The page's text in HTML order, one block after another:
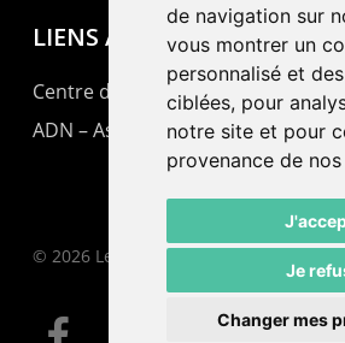
de navigation sur
vous montrer un
personnalisé et
ciblées, pour
notre site et pour
provenance de
Je
Changer mes
LIENS AMIS
Centre de culture ABC
ADN – Association Danse
© 2026 Le Pommier.
facebook email